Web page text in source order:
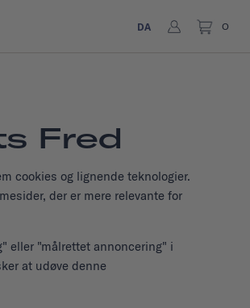
DA 0
Fred
cookies og lignende teknologier.
der er mere relevante for
eller "målrettet annoncering" i
at udøve denne